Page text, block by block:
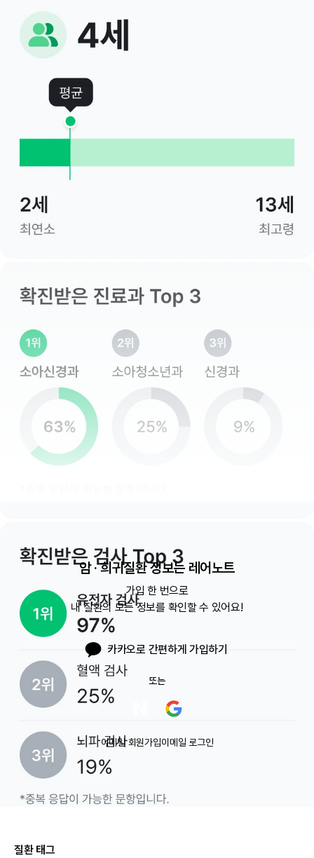
암 · 희귀질환 정보는 레어노트
가입 한 번으로
내 질환의 모든 정보를 확인할 수 있어요!
카카오로 간편하게 가입하기
또는
이메일 회원가입이메일 로그인
질환 태그